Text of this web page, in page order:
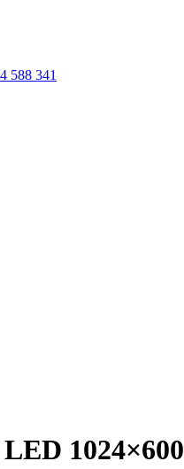
588 341
1024×600